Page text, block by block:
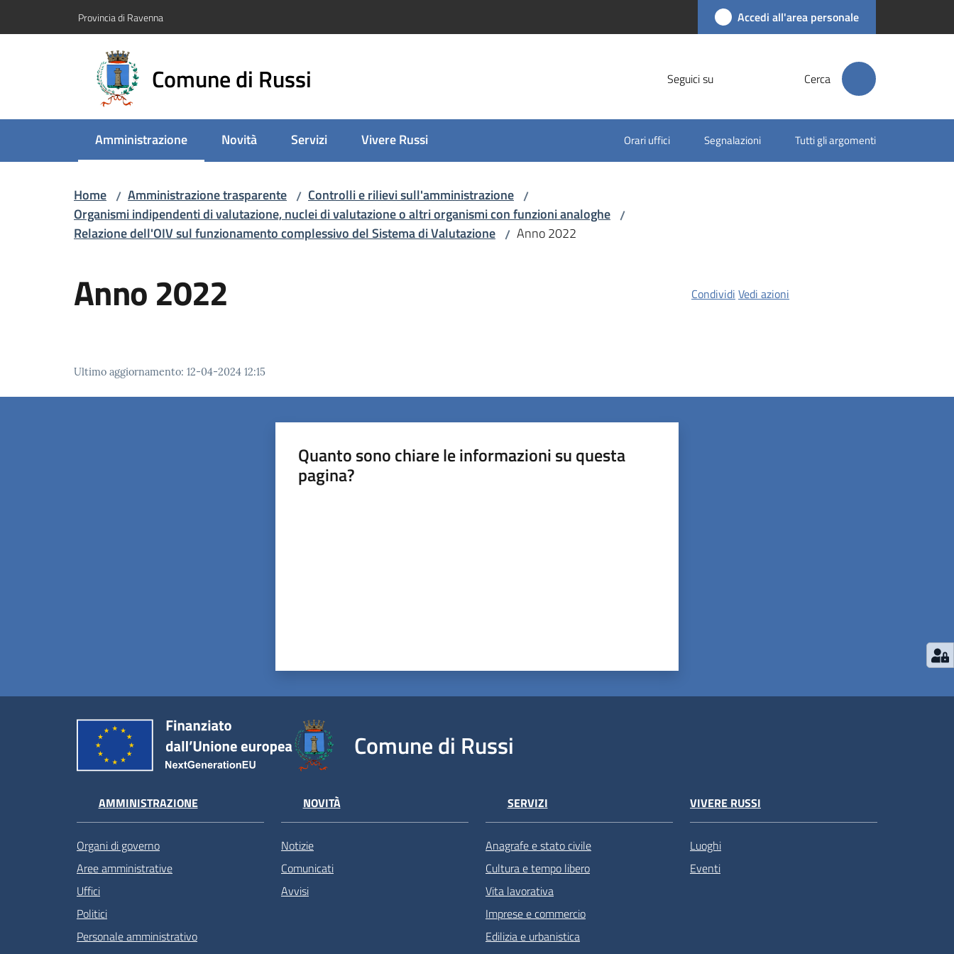
Provincia di Ravenna Accedi all'area personale
Comune di Russi Seguici su Cerca
Amministrazione
Menu selezionato Novità Servizi Vivere Russi Orari uffici Segnalazioni Tutti gli argomenti
Home / Amministrazione trasparente / Controlli e rilievi sull'amministrazione /
Organismi indipendenti di valutazione, nuclei di valutazione o altri organismi con funzioni analoghe /
Relazione dell'OIV sul funzionamento complessivo del Sistema di Valutazione / Anno 2022
Anno 2022 Condividi Vedi azioni
Ultimo aggiornamento: 12-04-2024 12:15
Quanto sono chiare le informazioni su questa
pagina?
Comune di Russi
AMMINISTRAZIONE
Organi di governo
Aree amministrative
Uffici
Politici
Personale amministrativo
NOVITÀ
Notizie
Comunicati
Avvisi
SERVIZI
Anagrafe e stato civile
Cultura e tempo libero
Vita lavorativa
Imprese e commercio
Edilizia e urbanistica
VIVERE RUSSI
Luoghi
Eventi